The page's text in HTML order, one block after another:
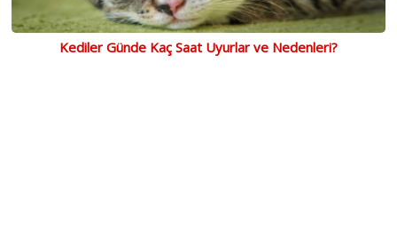
Kediler Günde Kaç Saat Uyurlar ve Nedenleri?